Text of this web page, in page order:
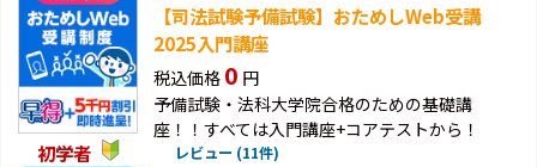
初学者
【司法試験予備試験】おためしWeb受講
2025入門講座
税込価格 0 円
予備試験・法科大学院合格のための基礎講
座！！すべては入門講座+コアテストから！
レビュー (11件)